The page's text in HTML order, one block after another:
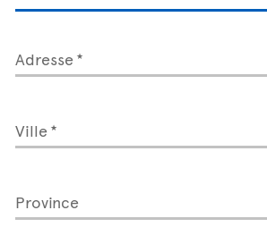
Adresse
Ville
Province